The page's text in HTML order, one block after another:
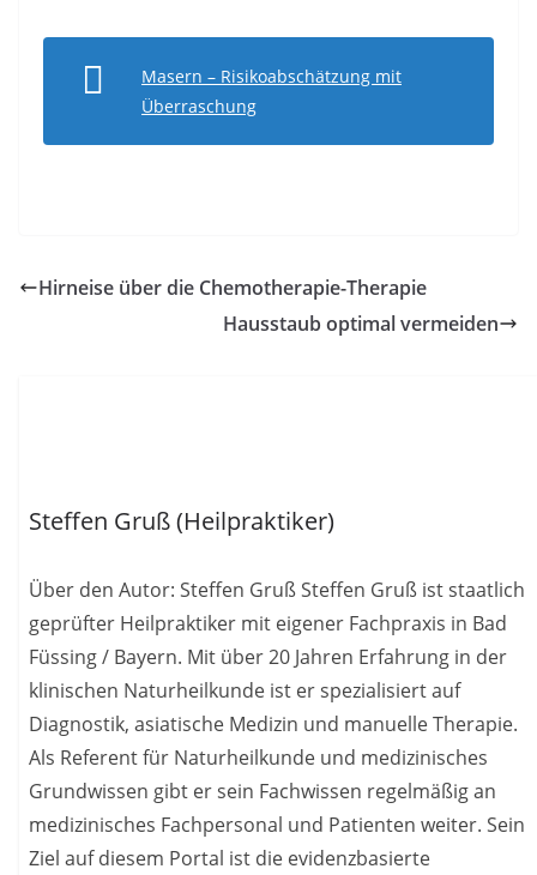
Masern – Risikoabschätzung mit
Überraschung
Hirneise über die Chemotherapie-Therapie
Hausstaub optimal vermeiden
Steffen Gruß (Heilpraktiker)
Über den Autor: Steffen Gruß Steffen Gruß ist staatlich
geprüfter Heilpraktiker mit eigener Fachpraxis in Bad
Füssing / Bayern. Mit über 20 Jahren Erfahrung in der
klinischen Naturheilkunde ist er spezialisiert auf
Diagnostik, asiatische Medizin und manuelle Therapie.
Als Referent für Naturheilkunde und medizinisches
Grundwissen gibt er sein Fachwissen regelmäßig an
medizinisches Fachpersonal und Patienten weiter. Sein
Ziel auf diesem Portal ist die evidenzbasierte